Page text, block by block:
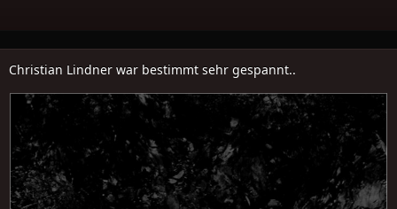
Christian Lindner war bestimmt sehr gespannt..